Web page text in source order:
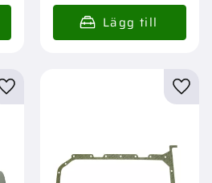
Lägg till i favoriter